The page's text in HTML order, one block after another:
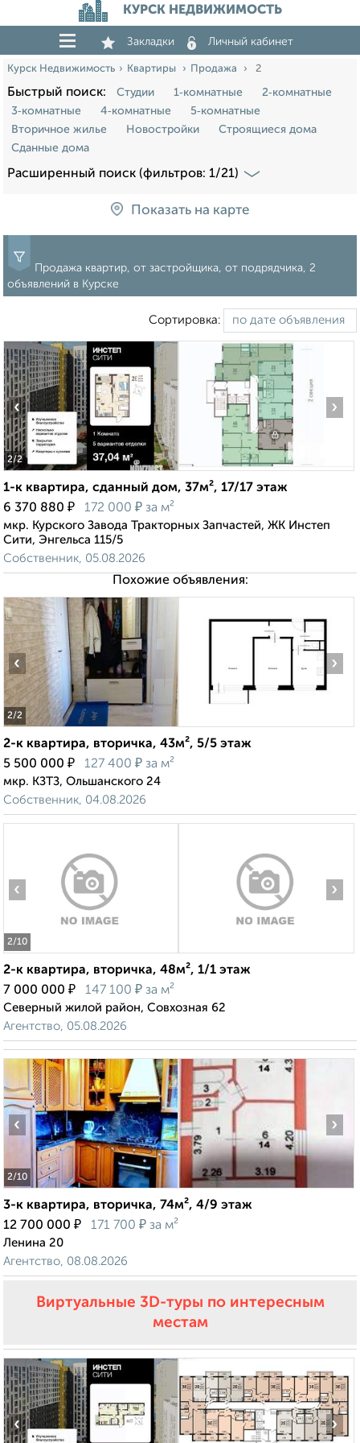
КУРСК НЕДВИЖИМОСТЬ
Закладки Личный кабинет
Курск Недвижимость Квартиры Продажа 2
Быстрый поиск: Студии 1‑комнатные
2‑комнатные
3‑комнатные
4‑комнатные
5‑комнатные
Вторичное жилье
Новостройки
Строящиеся дома
Сданные дома
Расширенный поиск (фильтров: 1/21)
Показать на карте
Продажа квартир, от застройщика, от подрядчика, 2
объявлений в Курске
Сортировка:
2/2
‹ ›
1-к квартира, сданный дом, 37м², 17/17 этаж
6 370 880 ₽ 172 000 ₽ за м²
мкр. Курского Завода Тракторных Запчастей, ЖК Инстеп
Сити, Энгельса 115/5
Собственник, 05.08.2026
Похожие объявления:
2/2
‹ ›
2-к квартира, вторичка, 43м², 5/5 этаж
5 500 000 ₽ 127 400 ₽ за м²
мкр. КЗТЗ, Ольшанского 24
Собственник, 04.08.2026
2/10
‹ ›
2-к квартира, вторичка, 48м², 1/1 этаж
7 000 000 ₽ 147 100 ₽ за м²
Северный жилой район, Совхозная 62
Агентство, 05.08.2026
2/10
‹ ›
3-к квартира, вторичка, 74м², 4/9 этаж
12 700 000 ₽ 171 700 ₽ за м²
Ленина 20
Агентство, 08.08.2026
Виртуальные 3D-туры по интересным
местам
‹ ›